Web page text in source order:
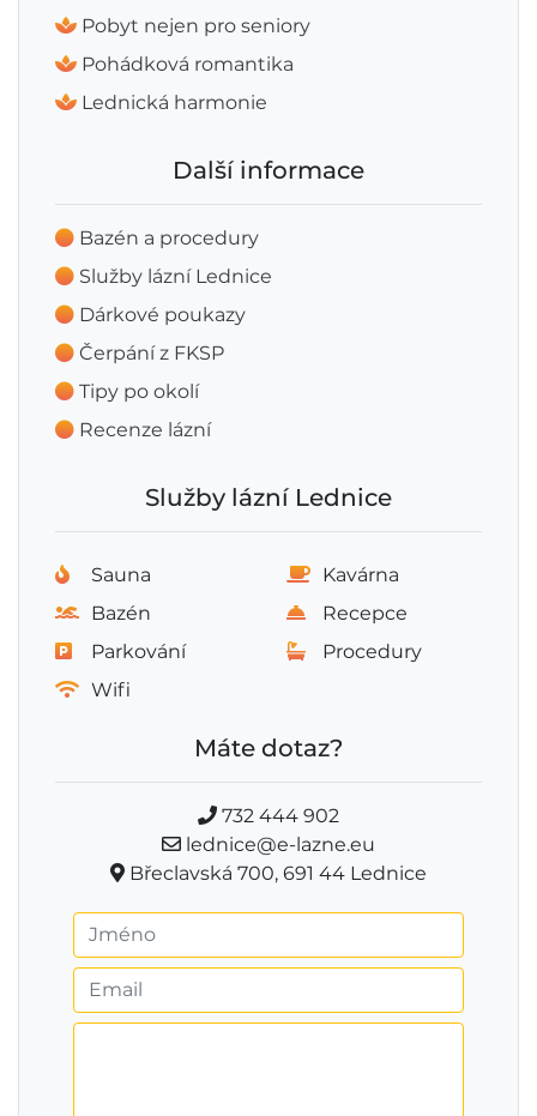
Pobyt nejen pro seniory
Pohádková romantika
Lednická harmonie
Další informace
Bazén a procedury
Služby lázní Lednice
Dárkové poukazy
Čerpání z FKSP
Tipy po okolí
Recenze lázní
Služby lázní Lednice
Sauna
Kavárna
Bazén
Recepce
Parkování
Procedury
Wifi
Máte dotaz?
732 444 902
lednice@e-lazne.eu
Břeclavská 700, 691 44 Lednice